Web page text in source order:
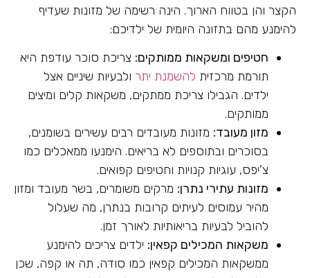
הקצר והן בטווח הארוך. הינה רשימה של מזונות שעדיף
להימנע מהם בתזונה היומית של ילדיכם:
חטיפים ומשקאות ממותקים: צריכת סוכר עודפת היא
תורמת מרכזית להשמנת יתר ולבעיות שיניים אצל
ילדים. הגבילו צריכת ממתקים, משקאות קלים ומיצים
ממותקים.
מזון מעובד: מזונות מעובדים רבים עשירים בשומנים,
בסוכרים ובתוספים לא בריאים. הימנעו ממאכלים כמו
צ'יפס, עוגיות קנויות וחטיפים קפואים.
מזונות עתירי נתרן: מרקים משומרים, בשר מעובד ומזון
מהיר עמוסים לעיתים קרובות בנתרן, מה שעלול
להוביל לבעיות בריאותיות לאורך זמן.
משקאות המכילים קפאין: ילדים צריכים להימנע
ממשקאות המכילים קפאין כמו סודה, תה או קפה, שכן